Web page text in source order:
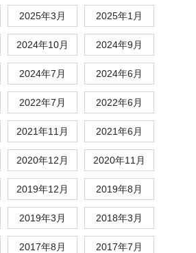
2025年3月 2025年1月
2024年10月 2024年9月
2024年7月 2024年6月
2022年7月 2022年6月
2021年11月 2021年6月
2020年12月 2020年11月
2019年12月 2019年8月
2019年3月 2018年3月
2017年8月 2017年7月